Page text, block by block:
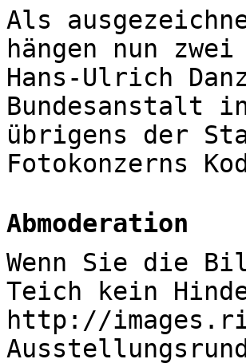
Als
hängen nun
Hans-Ulrich
Bundesanstalt
übrigens der
Fotokonzerns
Abmoderation
Wenn Sie die
Teich kein
http://